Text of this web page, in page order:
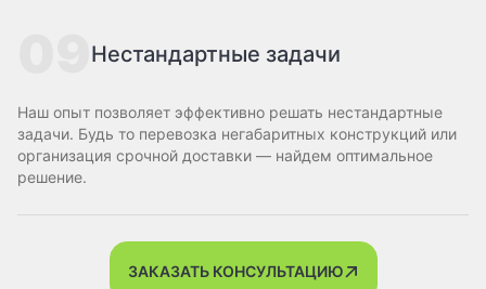
Нестандартные задачи
Наш опыт позволяет эффективно решать нестандартные
задачи. Будь то перевозка негабаритных конструкций или
организация срочной доставки — найдем оптимальное
решение.
ЗАКАЗАТЬ КОНСУЛЬТАЦИЮ